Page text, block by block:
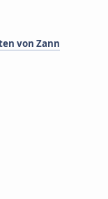
von Zann